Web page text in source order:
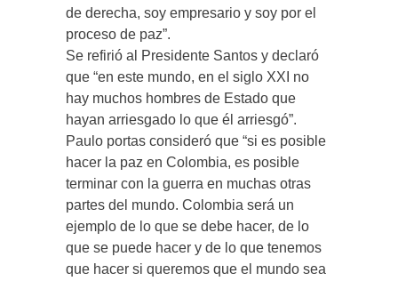
de derecha, soy empresario y soy por el
proceso de paz”.
Se refirió al Presidente Santos y declaró
que “en este mundo, en el siglo XXI no
hay muchos hombres de Estado que
hayan arriesgado lo que él arriesgó”.
Paulo portas consideró que “si es posible
hacer la paz en Colombia, es posible
terminar con la guerra en muchas otras
partes del mundo. Colombia será un
ejemplo de lo que se debe hacer, de lo
que se puede hacer y de lo que tenemos
que hacer si queremos que el mundo sea